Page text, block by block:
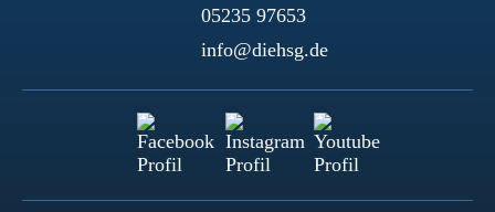
05235 97653
info@diehsg.de